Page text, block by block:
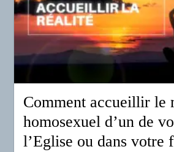
Comment accueillir le
homosexuel d’un de
l’Eglise ou dans votre